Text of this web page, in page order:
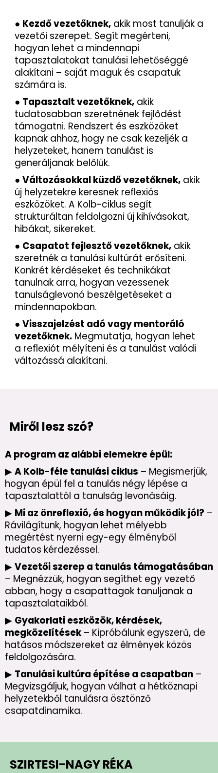
● Kezdő vezetőknek, akik most tanulják a
vezetői szerepet. Segít megérteni,
hogyan lehet a mindennapi
tapasztalatokat tanulási lehetőséggé
alakítani – saját maguk és csapatuk
számára is.
● Tapasztalt vezetőknek, akik
tudatosabban szeretnének fejlődést
támogatni. Rendszert és eszközöket
kapnak ahhoz, hogy ne csak kezeljék a
helyzeteket, hanem tanulást is
generáljanak belőlük.
● Változásokkal küzdő vezetőknek, akik
új helyzetekre keresnek reflexiós
eszközöket. A Kolb-ciklus segít
strukturáltan feldolgozni új kihívásokat,
hibákat, sikereket.
● Csapatot fejlesztő vezetőknek, akik
szeretnék a tanulási kultúrát erősíteni.
Konkrét kérdéseket és technikákat
tanulnak arra, hogyan vezessenek
tanulságlevonó beszélgetéseket a
mindennapokban.
● Visszajelzést adó vagy mentoráló
vezetőknek. Megmutatja, hogyan lehet
a reflexiót mélyíteni és a tanulást valódi
változássá alakítani.
Miről lesz szó?
A program az alábbi elemekre épül:
▶A Kolb-féle tanulási ciklus – Megismerjük,
hogyan épül fel a tanulás négy lépése a
tapasztalattól a tanulság levonásáig.
▶ Mi az önreflexió, és hogyan működik jól? –
Rávilágítunk, hogyan lehet mélyebb
megértést nyerni egy-egy élményből
tudatos kérdezéssel.
▶Vezetői szerep a tanulás támogatásában
– Megnézzük, hogyan segíthet egy vezető
abban, hogy a csapattagok tanuljanak a
tapasztalataikból.
▶ Gyakorlati eszközök, kérdések,
megközelítések – Kipróbálunk egyszerű, de
hatásos módszereket az élmények közös
feldolgozására.
▶ Tanulási kultúra építése a csapatban –
Megvizsgáljuk, hogyan válhat a hétköznapi
helyzetekből tanulásra ösztönző
csapatdinamika.
SZIRTESI-NAGY RÉKA